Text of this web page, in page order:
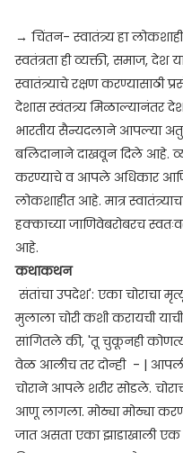
→ चिंतन- स्वातंत्र्य हा
स्वतंत्रता ही व्यक्ती, समाज, देश
स्वातंत्र्याचे रक्षण करण्यासाठी
देशास स्वंतत्र्य मिळाल्यानंतर
भारतीय सैन्यदलाने आपल्या
बलिदानाने दाखवून दिले आहे.
करण्याचे व आपले अधिकार आणि
लोकशाहीत आहे. मात्र
हक्काच्या जाणिवेबरोबरच
आहे.
कथाकथन
संतांचा उपदेश': एका चोराचा
मुलाला चोरी कशी करायची
सांगितले की, 'तू चुकूनही
वेळ आलीच तर दोन्ही - | आपली
चोराने आपले शरीर सोडले.
आणू लागला. मोठ्या मोठ्या
जात असता एका झाडाखाली